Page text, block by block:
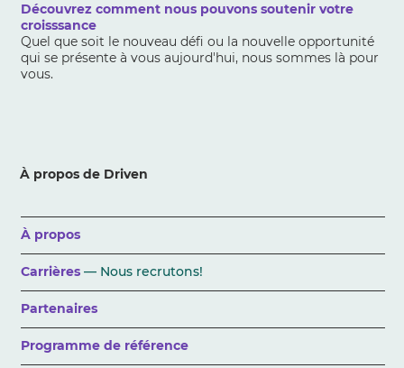
Découvrez comment nous pouvons soutenir votre
croisssance
Quel que soit le nouveau défi ou la nouvelle opportunité
qui se présente à vous aujourd'hui, nous sommes là pour
vous.
À propos de Driven
À propos
Carrières— Nous recrutons!
Partenaires
Programme de référence